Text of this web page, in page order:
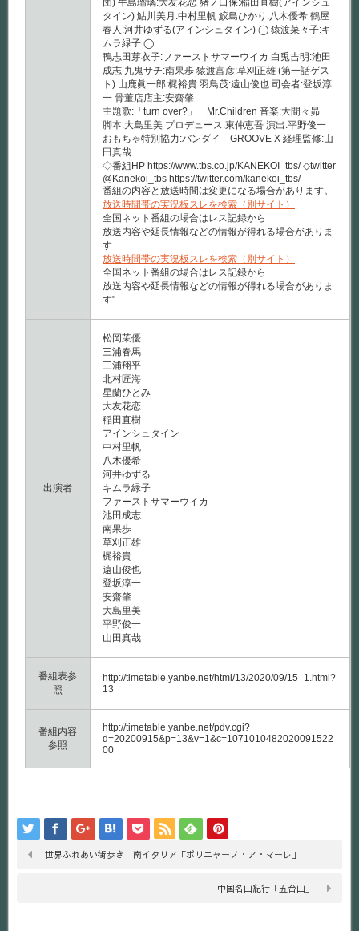
団) 牛島瑠璃:大友花恋 猪ノ口保:稲田直樹(アインシュ
タイン) 鮎川美月:中村里帆 鮫島ひかり:八木優希 鶴屋
春人:河井ゆずる(アインシュタイン) ◯ 猿渡菜々子:キ
ムラ緑子 ◯
鴨志田芽衣子:ファーストサマーウイカ 白兎吉明:池田
成志 九鬼サチ:南果歩 猿渡富彦:草刈正雄 (第一話ゲス
ト) 山鹿眞一郎:梶裕貴 羽鳥茂:遠山俊也 司会者:登坂淳
一 骨董店店主:安齋肇
主題歌:「turn over?」 Mr.Children 音楽:大間々昴
脚本:大島里美 プロデュース:東仲恵吾 演出:平野俊一
おもちゃ特別協力:バンダイ GROOVE X 経理監修:山
田真哉
◇番組HP https://www.tbs.co.jp/KANEKOI_tbs/ ◇twitter
@Kanekoi_tbs https://twitter.com/kanekoi_tbs/
番組の内容と放送時間は変更になる場合があります。
放送時間帯の実況板スレを検索（別サイト）
全国ネット番組の場合はレス記録から
放送内容や延長情報などの情報が得れる場合がありま
す
放送時間帯の実況板スレを検索（別サイト）
全国ネット番組の場合はレス記録から
放送内容や延長情報などの情報が得れる場合がありま
す"
出演者
松岡茉優
三浦春馬
三浦翔平
北村匠海
星蘭ひとみ
大友花恋
稲田直樹
アインシュタイン
中村里帆
八木優希
河井ゆずる
キムラ緑子
ファーストサマーウイカ
池田成志
南果歩
草刈正雄
梶裕貴
遠山俊也
登坂淳一
安齋肇
大島里美
平野俊一
山田真哉
番組表参
照
http://timetable.yanbe.net/html/13/2020/09/15_1.html?
13
番組内容
参照
http://timetable.yanbe.net/pdv.cgi?
d=20200915&p=13&v=1&c=1071010482020091522
00
世界ふれあい街歩き 南イタリア「ポリニャーノ・ア・マーレ」
中国名山紀行「五台山」